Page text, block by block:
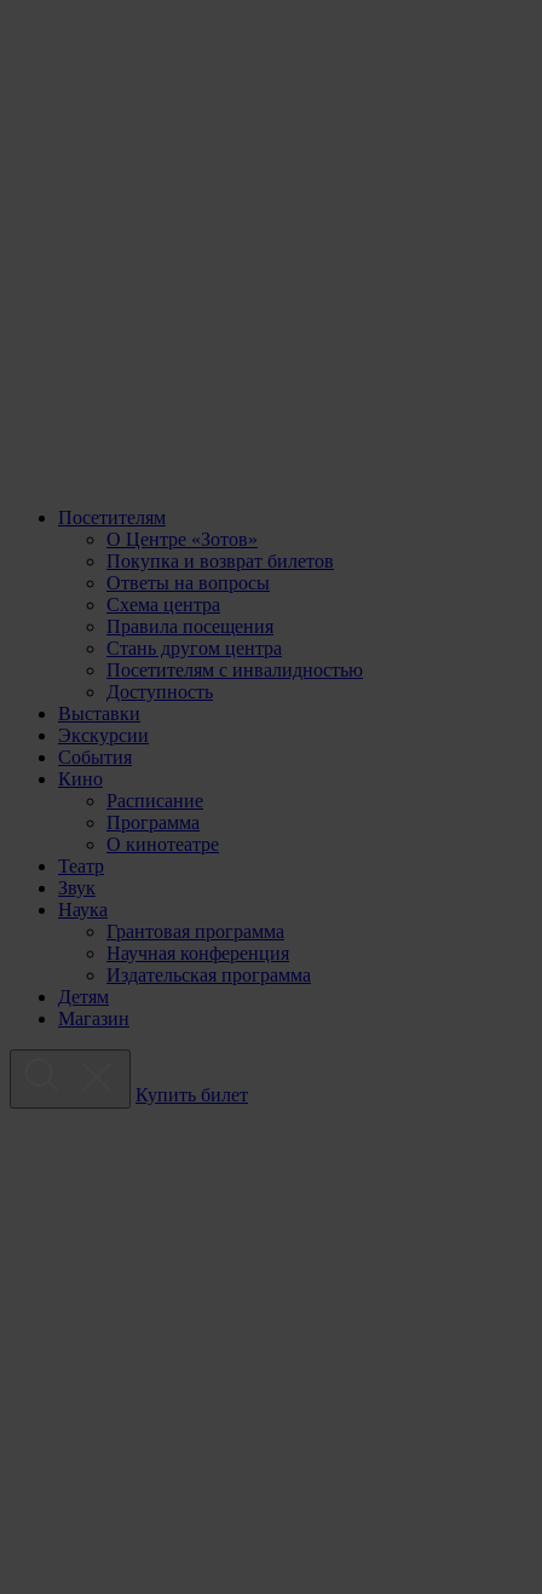
Посетителям
О Центре «Зотов»
Покупка и возврат билетов
Ответы на вопросы
Схема центра
Правила посещения
Стань другом центра
Посетителям с инвалидностью
Доступность
Выставки
Экскурсии
События
Кино
Расписание
Программа
О кинотеатре
Театр
Звук
Наука
Грантовая программа
Научная конференция
Издательская программа
Детям
Магазин
Купить билет